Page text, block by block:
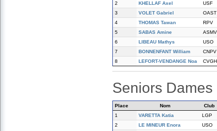
2
KHELLAF Axel
USF
3
VOLET Gabriel
OAST
4
THOMAS Tawan
RPV
5
SABAS Amine
ASMV
6
LIBEAU Mathys
USO
7
BONNENFANT William
CNPV
8
LEFORT-VENDANGE Noa CVGH
Seniors Dames
Place Nom
Club
1
VARETTA Katia
LGP
2
LE MINEUR Enora USO